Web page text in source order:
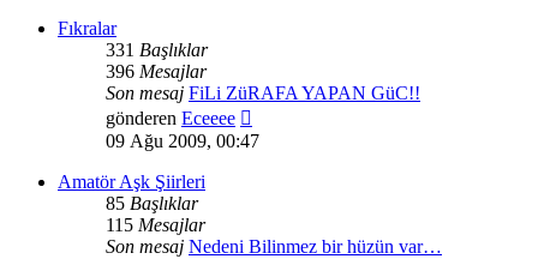
Fıkralar
331 Başlıklar
396 Mesajlar
Son mesaj FiLi ZüRAFA YAPAN GüC!!
gönderen Eceeee
mesajı
09 Ağu 2009, 00:47
Amatör Aşk Şiirleri
85 Başlıklar
115 Mesajlar
Son mesaj Nedeni Bilinmez bir hüzün var…